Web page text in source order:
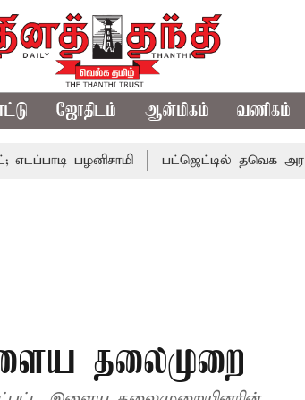
ஜோதிடம் ஆன்மிகம் வணிகம்
பழனிசாமி பட்ஜெட்டில் தவெக அரசின்
தலைமுறை